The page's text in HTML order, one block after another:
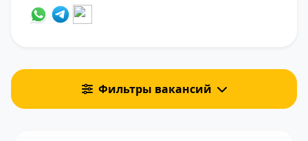
Фильтры вакансий